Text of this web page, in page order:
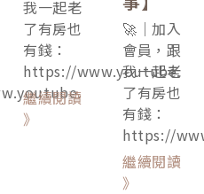
我一起老
了有房也
有錢：
https://www.youtube.
繼續閱讀
》
🚀｜加入
會員，跟
我一起老
了有房也
有錢：
https://
繼續閱讀
》